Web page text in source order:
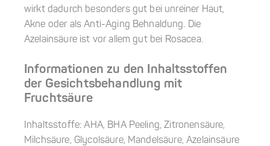
wirkt dadurch besonders gut bei unreiner Haut,
Akne oder als Anti-Aging Behnaldung. Die
Azelainsäure ist vor allem gut bei Rosacea.
Informationen zu den Inhaltsstoffen
der Gesichtsbehandlung mit
Fruchtsäure
Inhaltsstoffe: AHA, BHA Peeling, Zitronensäure,
Milchsäure, Glycolsäure, Mandelsäure, Azelainsäure